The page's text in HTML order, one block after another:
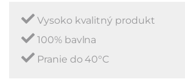
Vysoko kvalitný produkt
100% bavlna
Pranie do 40°C